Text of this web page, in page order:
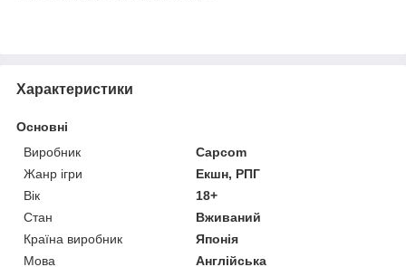
Характеристики
Основні
Виробник
Capcom
Жанр ігри
Екшн, РПГ
Вік
18+
Стан
Вживаний
Країна виробник
Японія
Мова
Англійська